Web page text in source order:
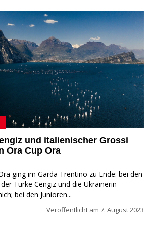
und italienischer Grossi
Ora Cup Ora
ging im Garda Trentino zu Ende: bei den
Türke Cengiz und die Ukrainerin
bei den Junioren...
Veröffentlicht am 7. August 2023